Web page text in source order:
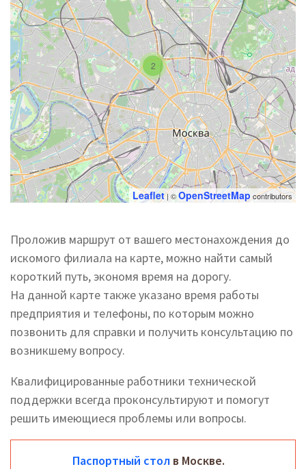
2
Leaflet| ©OpenStreetMapcontributors
Проложив маршрут от вашего местонахождения до
искомого филиала на карте, можно найти самый
короткий путь, экономя время на дорогу.
На данной карте также указано время работы
предприятия и телефоны, по которым можно
позвонить для справки и получить консультацию по
возникшему вопросу.
Квалифицированные работники технической
поддержки всегда проконсультируют и помогут
решить имеющиеся проблемы или вопросы.
Паспортный стол в Москве.